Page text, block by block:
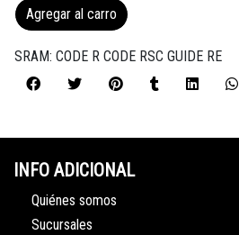
Agregar al carro
SRAM: CODE R CODE RSC GUIDE RE
INFO ADICIONAL
Quiénes somos
Sucursales